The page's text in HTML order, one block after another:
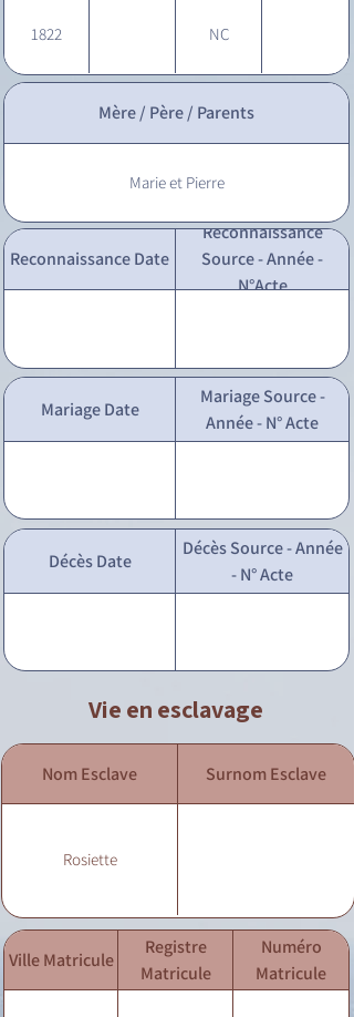
1822 NC
Mère / Père / Parents
Marie et Pierre
Reconnaissance Date
Reconnaissance
Source - Année -
N°Acte
Mariage Date
Mariage Source -
Année - N° Acte
Décès Date
Décès Source - Année
- N° Acte
Vie en esclavage
Nom Esclave Surnom Esclave
Rosiette
Ville Matricule
Registre
Matricule
Numéro
Matricule